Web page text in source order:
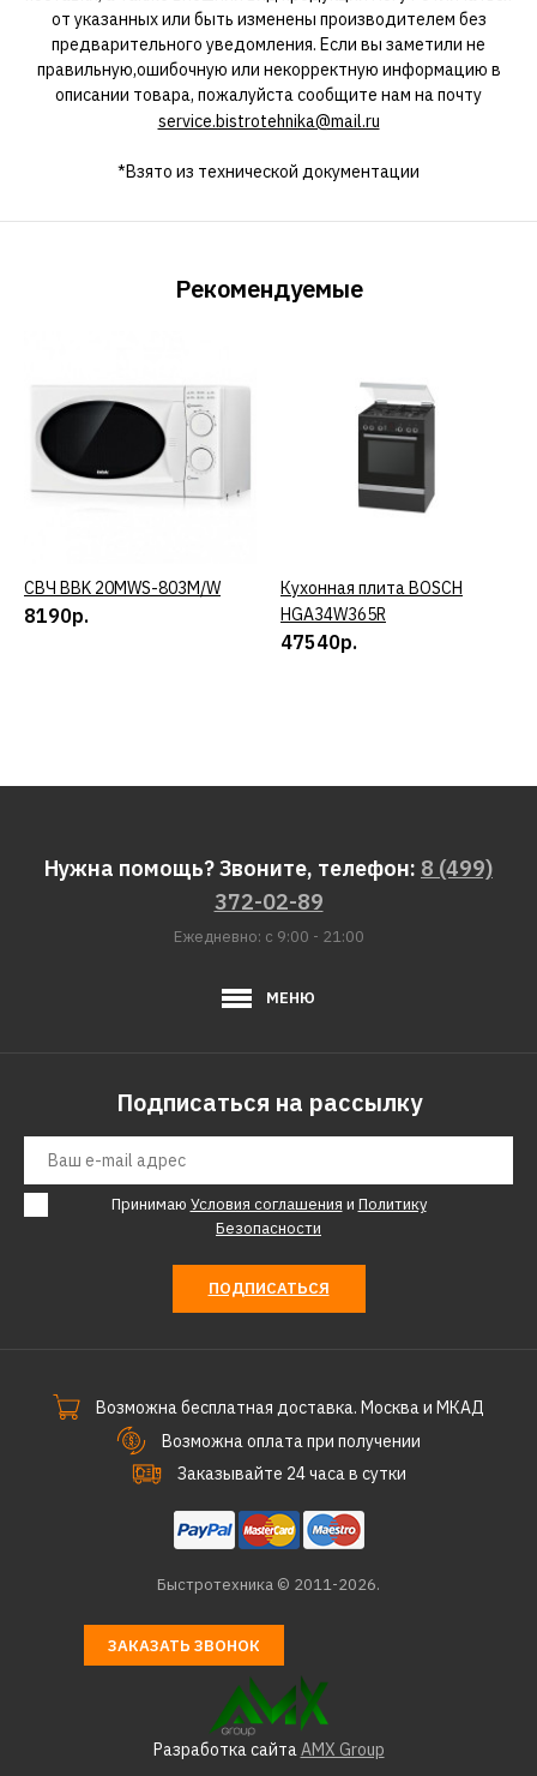
от указанных или быть изменены производителем без
предварительного уведомления. Если вы заметили не
правильную,ошибочную или некорректную информацию в
описании товара, пожалуйста сообщите нам на почту
service.bistrotehnika@mail.ru
*Взято из технической документации
Рекомендуемые
КУПИТЬ
СВЧ BBK 20MWS-803M/W
8190р.
КУПИТЬ
Кухонная плита BOSCH
HGA34W365R
47540р.
Нужна помощь? Звоните, телефон: 8 (499)
372-02-89
Ежедневно: с 9:00 - 21:00
МЕНЮ
Подписаться на рассылку
Принимаю Условия соглашения и Политику
Безопасности
ПОДПИСАТЬСЯ
Возможна бесплатная доставка. Москва и МКАД
Возможна оплата при получении
Заказывайте 24 часа в сутки
Быстротехника © 2011-2026.
ЗАКАЗАТЬ ЗВОНОК
Разработка сайтаAMX Group